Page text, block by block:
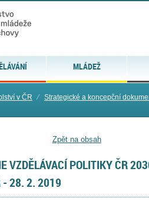
MLÁDEŽ
v ČR ⁄
Strategické a koncepční
Zpět na obsah
VZDĚLÁVACÍ POLITIKY ČR
- 28. 2. 2019